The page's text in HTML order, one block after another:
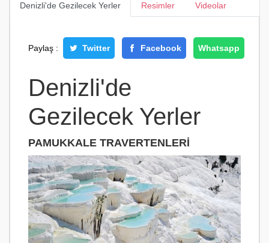
Denizli'de Gezilecek Yerler Resimler Videolar
Paylaş : Twitter Facebook Whatsapp
Denizli'de
Gezilecek Yerler
PAMUKKALE TRAVERTENLERI